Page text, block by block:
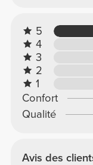
5
4
3
2
1
Confort
Qualité
Avis des